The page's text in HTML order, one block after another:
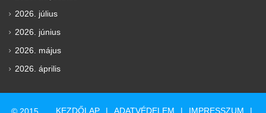
2026. július
2026. június
2026. május
2026. április
KEZDŐLAP ADATVÉDELEM IMPRESSZUM